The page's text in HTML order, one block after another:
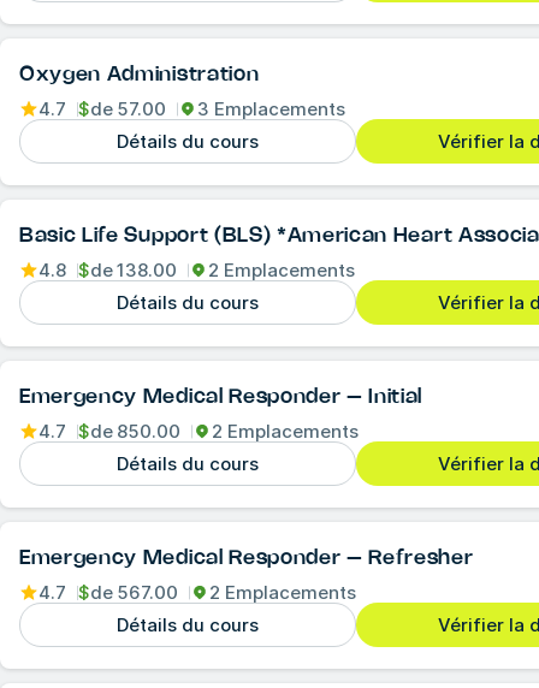
Oxygen Administration
4.7 $de 57.00
3 Emplacements
Détails du cours
Vérifier la
Basic Life Support (BLS) *American Heart
4.8 $de138.00
2 Emplacements
Détails du cours
Vérifier la
Emergency Medical Responder – Initial
4.7 $de 850.00
2 Emplacements
Détails du cours
Vérifier la
Emergency Medical Responder – Refresher
4.7 $de 567.00
2 Emplacements
Détails du cours
Vérifier la